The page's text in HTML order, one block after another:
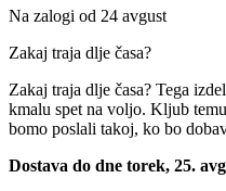
Na zalogi od 24 avgust
Zakaj traja dlje časa?
Zakaj traja dlje časa? Tega
kmalu spet na voljo. Kljub
bomo poslali takoj, ko bo
Dostava do dne torek, 25.